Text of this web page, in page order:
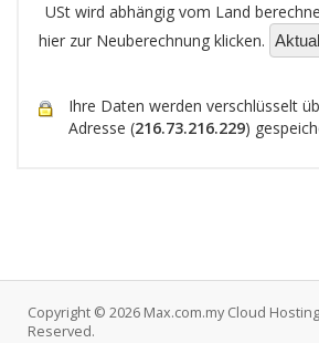
USt wird abhängig vom Land
hier zur Neuberechnung klicken.
Ihre Daten werden verschlüsselt
Adresse (216.73.216.229)
Copyright © 2026 Max.com.my Cloud
Reserved.